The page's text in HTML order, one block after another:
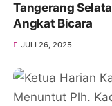
Tangerang
Angkat Bicara
JULI 26, 2025